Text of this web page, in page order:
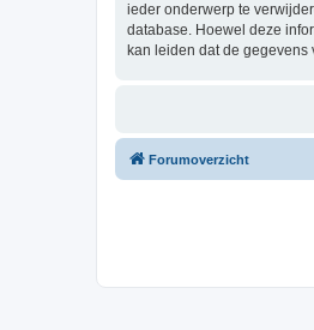
ieder onderwerp te
database. Hoewel deze
kan leiden dat de gegevens
Forumoverzicht